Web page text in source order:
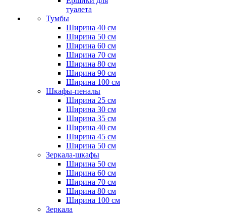
туалета
Тумбы
Ширина 40 см
Ширина 50 см
Ширина 60 см
Ширина 70 см
Ширина 80 см
Ширина 90 см
Ширина 100 см
Шкафы-пеналы
Ширина 25 см
Ширина 30 см
Ширина 35 см
Ширина 40 см
Ширина 45 см
Ширина 50 см
Зеркала-шкафы
Ширина 50 см
Ширина 60 см
Ширина 70 см
Ширина 80 см
Ширина 100 см
Зеркала